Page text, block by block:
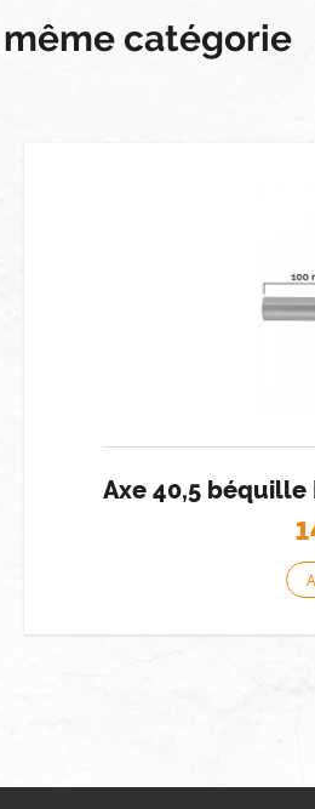
catégorie
Axe 40,5 béquille